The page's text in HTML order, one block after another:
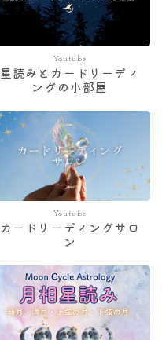
Youtube
星読みとカードリーディ
ングの小部屋
Youtube
カードリーディングサロ
ン